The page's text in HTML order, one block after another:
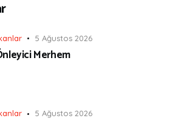
5 Ağustos 2026
Merhem
5 Ağustos 2026